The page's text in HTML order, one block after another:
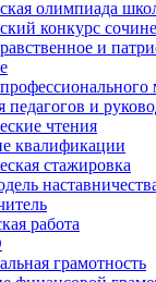
олимпиада
конкурс
и
педагогов и
чтения
квалификации
стажировка
работа
грамотность